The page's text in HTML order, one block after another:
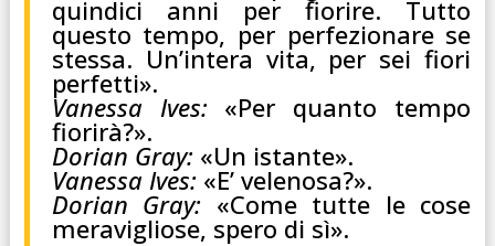
quindici anni per fiorire. Tutto
questo tempo, per perfezionare se
stessa. Un’intera vita, per sei fiori
perfetti».
Vanessa Ives: «Per quanto tempo
fiorirà?».
Dorian Gray: «Un istante».
Vanessa Ives: «E’ velenosa?».
Dorian Gray: «Come tutte le cose
meravigliose, spero di sì».